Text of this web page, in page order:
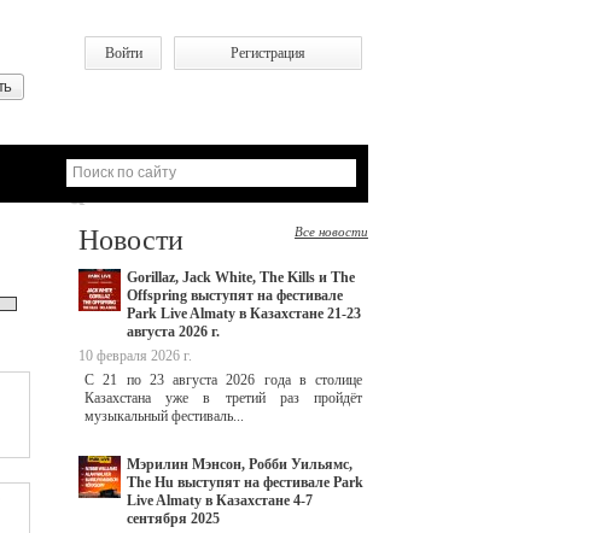
Войти
Регистрация
Новости Все новости
Gorillaz, Jack White, The Kills и The
Offspring выступят на фестивале
Park Live Almaty в Казахстане 21-23
августа 2026 г.
10 февраля 2026 г.
С 21 по 23 августа 2026 года в столице
Казахстана уже в третий раз пройдёт
музыкальный фестиваль...
Мэрилин Мэнсон, Робби Уильямс,
The Hu выступят на фестивале Park
Live Almaty в Казахстане 4-7
сентября 2025